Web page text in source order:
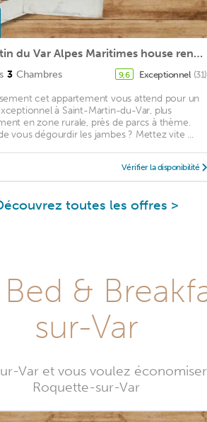
St Martin du Var Alpes Maritimes house rental for 6 people, air conditioned
3 Chambres 9,6 Exceptionnel (31)
cet appartement vous attend pour un
à Saint-Martin-du-Var, plus
en zone rurale, près de parcs à thème.
vous dégourdir les jambes ? Mettez vite ...
Vérifier la disponibilité
toutes les offres >
&
sur-Var
Var et vous voulez
Roquette-sur-Var